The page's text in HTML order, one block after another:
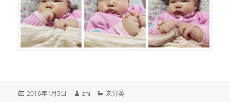
发
2016年1月5日
作
zhi
分
未分类